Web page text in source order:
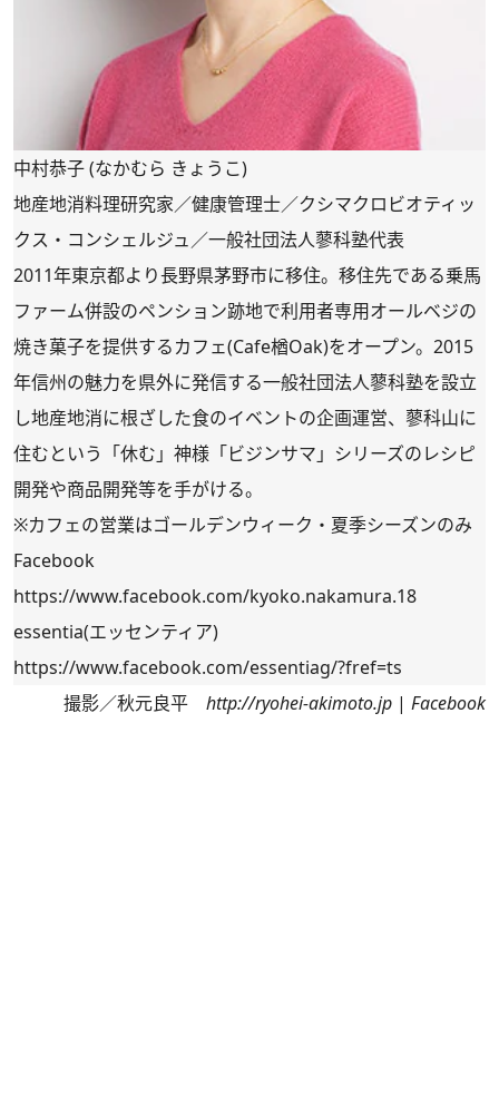
中村恭子 (なかむら きょうこ)
地産地消料理研究家／健康管理士／クシマクロビオティッ
クス・コンシェルジュ／一般社団法人蓼科塾代表
2011年東京都より長野県茅野市に移住。移住先である乗馬
ファーム併設のペンション跡地で利用者専用オールベジの
焼き菓子を提供するカフェ(Cafe楢Oak)をオープン。2015
年信州の魅力を県外に発信する一般社団法人蓼科塾を設立
し地産地消に根ざした食のイベントの企画運営、蓼科山に
住むという「休む」神様「ビジンサマ」シリーズのレシピ
開発や商品開発等を手がける。
※カフェの営業はゴールデンウィーク・夏季シーズンのみ
Facebook
https://www.facebook.com/kyoko.nakamura.18
essentia(エッセンティア)
https://www.facebook.com/essentiag/?fref=ts
撮影／秋元良平 http://ryohei-akimoto.jp | Facebook